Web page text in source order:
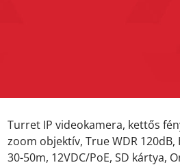
Turret IP videokamera, kettős
zoom objektív, True WDR 120dB,
30-50m, 12VDC/PoE, SD kártya,